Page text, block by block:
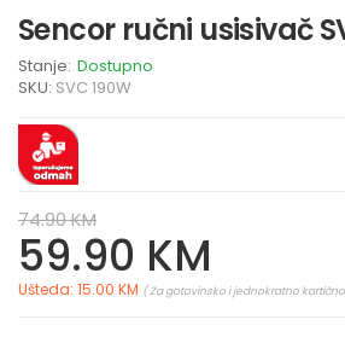
Sencor ručni usisivač
Stanje: Dostupno
SKU: SVC 190W
74.90 KM
59.90 KM
Ušteda: 15.00 KM ( Za gotovinsko i jednokratno